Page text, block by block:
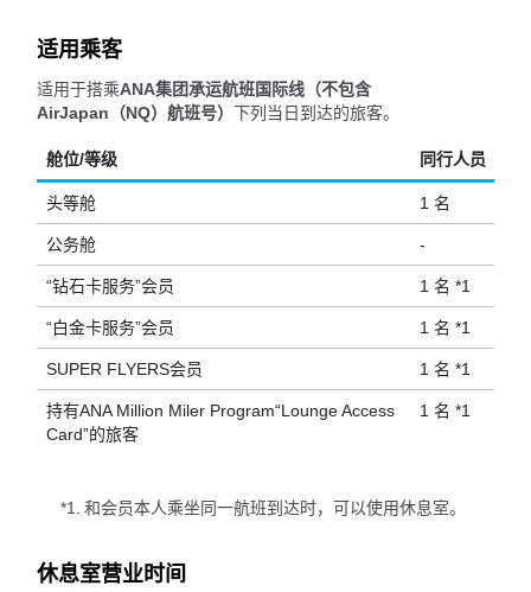
适用乘客
适用于搭乘ANA集团承运航班国际线（不包含
AirJapan（NQ）航班号） 下列当日到达的旅客。
舱位/等级 同行人员
头等舱 1 名
公务舱 -
“钻石卡服务”会员 1 名 *1
“白金卡服务”会员 1 名 *1
SUPER FLYERS会员 1 名 *1
持有ANA Million Miler Program“Lounge Access
Card”的旅客
1 名 *1
*1. 和会员本人乘坐同一航班到达时，可以使用休息室。
休息室营业时间